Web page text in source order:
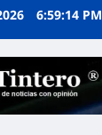
6:59:15 PM